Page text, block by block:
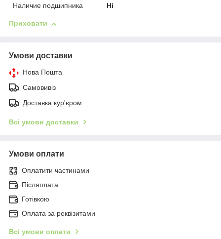
Наличие подшипника
Ні
Приховати
Умови доставки
Нова Пошта
Самовивіз
Доставка кур'єром
Всі умови доставки
Умови оплати
Оплатити частинами
Післяплата
Готівкою
Оплата за реквізитами
Всі умови оплати